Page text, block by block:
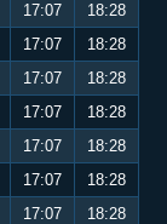
17:07
18:28
17:07
18:28
17:07
18:28
17:07
18:28
17:07
18:28
17:07
18:28
17:07
18:28